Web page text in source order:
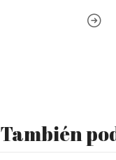
También